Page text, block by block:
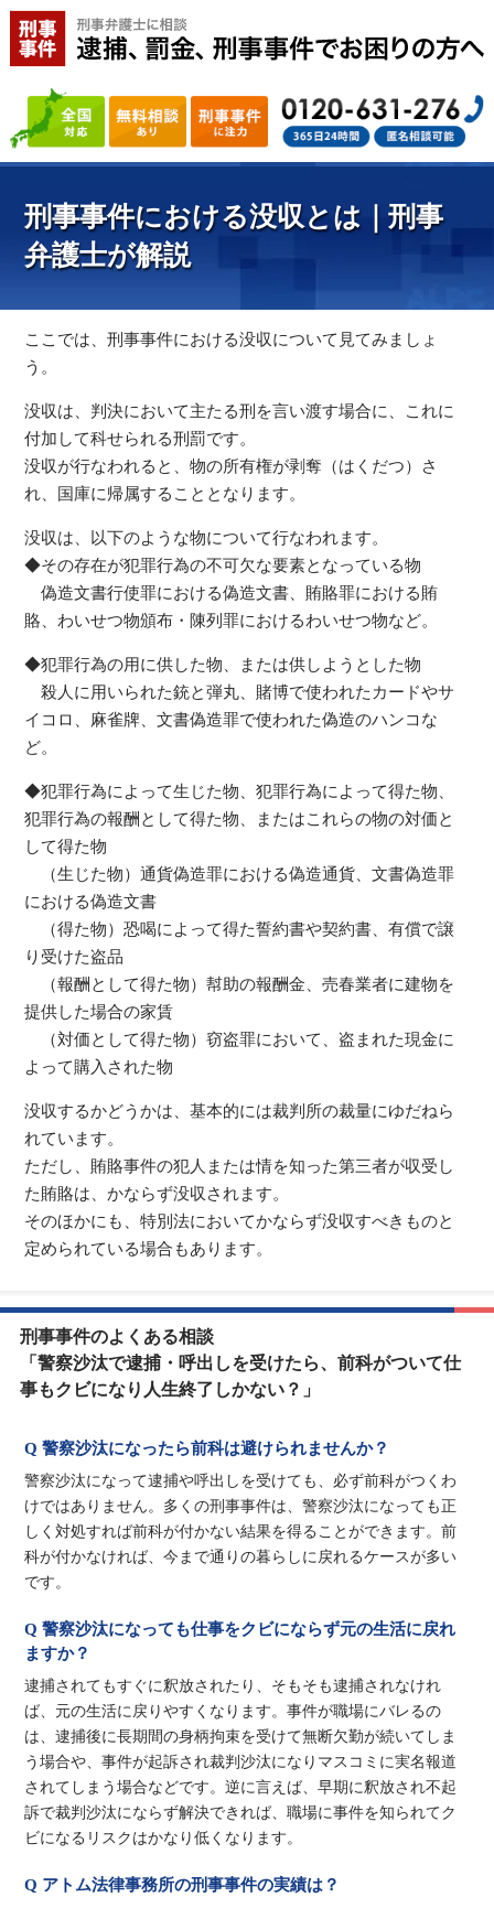
刑事事件における没収とは｜刑事
弁護士が解説
ここでは、刑事事件における没収について見てみましょ
う。
没収は、判決において主たる刑を言い渡す場合に、これに
付加して科せられる刑罰です。
没収が行なわれると、物の所有権が剥奪（はくだつ）さ
れ、国庫に帰属することとなります。
没収は、以下のような物について行なわれます。
◆その存在が犯罪行為の不可欠な要素となっている物
偽造文書行使罪における偽造文書、賄賂罪における賄
賂、わいせつ物頒布・陳列罪におけるわいせつ物など。
◆犯罪行為の用に供した物、または供しようとした物
殺人に用いられた銃と弾丸、賭博で使われたカードやサ
イコロ、麻雀牌、文書偽造罪で使われた偽造のハンコな
ど。
◆犯罪行為によって生じた物、犯罪行為によって得た物、
犯罪行為の報酬として得た物、またはこれらの物の対価と
して得た物
（生じた物）通貨偽造罪における偽造通貨、文書偽造罪
における偽造文書
（得た物）恐喝によって得た誓約書や契約書、有償で譲
り受けた盗品
（報酬として得た物）幇助の報酬金、売春業者に建物を
提供した場合の家賃
（対価として得た物）窃盗罪において、盗まれた現金に
よって購入された物
没収するかどうかは、基本的には裁判所の裁量にゆだねら
れています。
ただし、賄賂事件の犯人または情を知った第三者が収受し
た賄賂は、かならず没収されます。
そのほかにも、特別法においてかならず没収すべきものと
定められている場合もあります。
刑事事件のよくある相談
「警察沙汰で逮捕・呼出しを受けたら、前科がついて仕
事もクビになり人生終了しかない？」
Q 警察沙汰になったら前科は避けられませんか？
警察沙汰になって逮捕や呼出しを受けても、必ず前科がつくわ
けではありません。多くの刑事事件は、警察沙汰になっても正
しく対処すれば前科が付かない結果を得ることができます。前
科が付かなければ、今まで通りの暮らしに戻れるケースが多い
です。
Q 警察沙汰になっても仕事をクビにならず元の生活に戻れ
ますか？
逮捕されてもすぐに釈放されたり、そもそも逮捕されなけれ
ば、元の生活に戻りやすくなります。事件が職場にバレるの
は、逮捕後に長期間の身柄拘束を受けて無断欠勤が続いてしま
う場合や、事件が起訴され裁判沙汰になりマスコミに実名報道
されてしまう場合などです。逆に言えば、早期に釈放され不起
訴で裁判沙汰にならず解決できれば、職場に事件を知られてク
ビになるリスクはかなり低くなります。
Q アトム法律事務所の刑事事件の実績は？